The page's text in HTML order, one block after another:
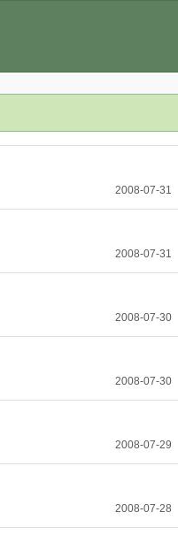
2008-07-31
2008-07-31
2008-07-30
2008-07-30
2008-07-29
2008-07-28